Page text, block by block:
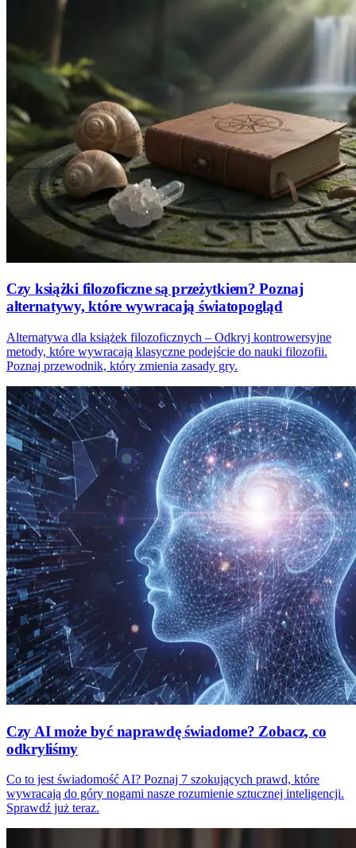
Czy książki filozoficzne są przeżytkiem? Poznaj
alternatywy, które wywracają światopogląd
Alternatywa dla książek filozoficznych – Odkryj kontrowersyjne
metody, które wywracają klasyczne podejście do nauki filozofii.
Poznaj przewodnik, który zmienia zasady gry.
Czy AI może być naprawdę świadome? Zobacz, co
odkryliśmy
Co to jest świadomość AI? Poznaj 7 szokujących prawd, które
wywracają do góry nogami nasze rozumienie sztucznej inteligencji.
Sprawdź już teraz.